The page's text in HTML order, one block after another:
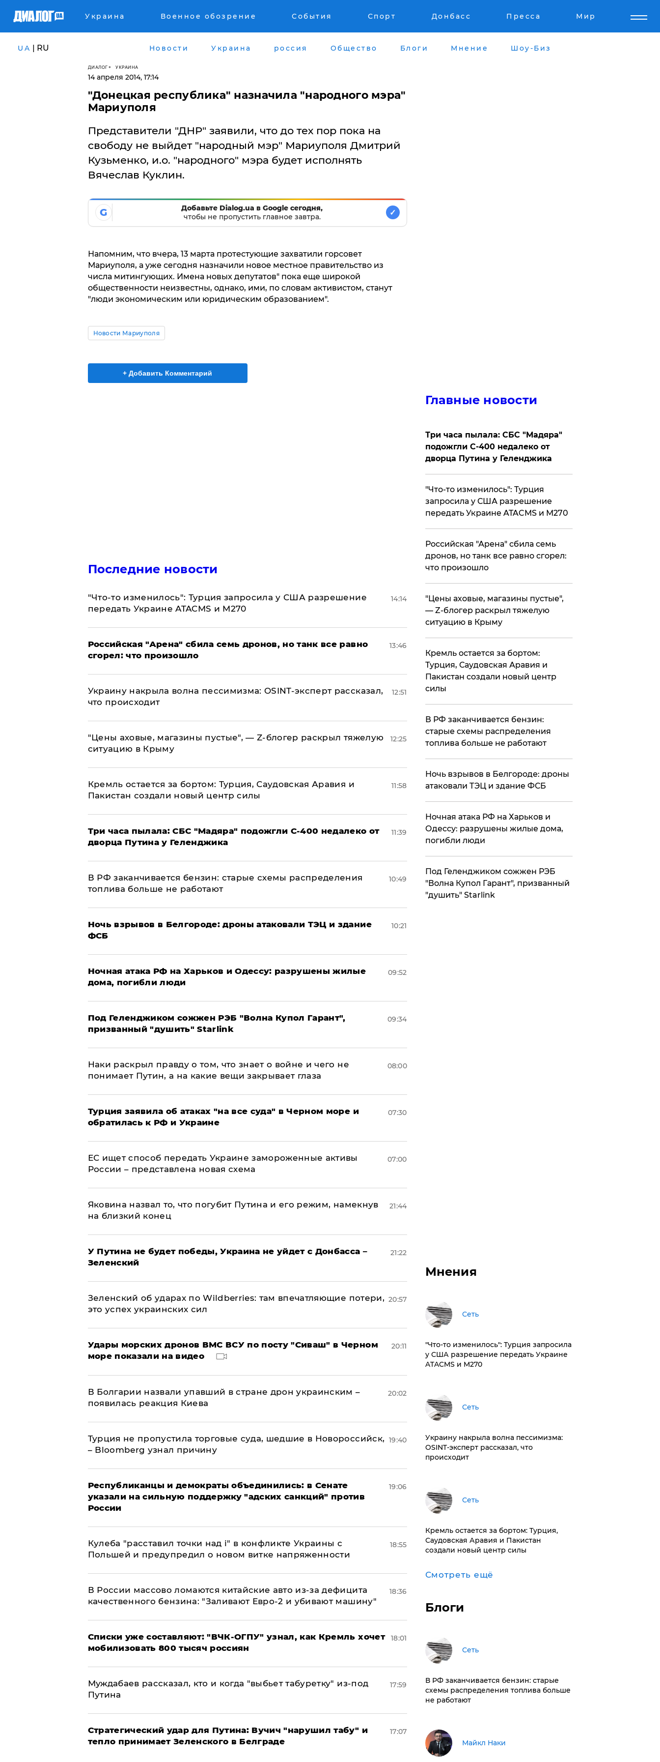
Украина Военное обозрение События Спорт Донбасс Пресса Мир
UA | RU Новости Украина россия Общество Блоги Мнение Шоу-Биз
ДИАЛОГ УКРАИНА
14 апреля 2014, 17:14
"Донецкая республика" назначила "народного мэра"
Мариуполя
Представители "ДНР" заявили, что до тех пор пока на
свободу не выйдет "народный мэр" Мариуполя Дмитрий
Кузьменко, и.о. "народного" мэра будет исполнять
Вячеслав Куклин.
G
Добавьте Dialog.ua в Google сегодня,
чтобы не пропустить главное завтра.
✓
Напомним, что вчера, 13 марта протестующие захватили горсовет
Мариуполя, а уже сегодня назначили новое местное правительство из
числа митингующих. Имена новых депутатов" пока еще широкой
общественности неизвестны, однако, ими, по словам активистом, станут
"люди экономическим или юридическим образованием".
Новости Мариуполя
+ Добавить Комментарий
Последние новости
​"Что-то изменилось": Турция запросила у США разрешение
передать Украине ATACMS и M270
14:14
​Российская "Арена" сбила семь дронов, но танк все равно
сгорел: что произошло
13:46
​Украину накрыла волна пессимизма: OSINT-эксперт рассказал,
что происходит
12:51
​"Цены аховые, магазины пустые", — Z-блогер раскрыл тяжелую
ситуацию в Крыму
12:25
​Кремль остается за бортом: Турция, Саудовская Аравия и
Пакистан создали новый центр силы
11:58
Три часа пылала: СБС "Мадяра" подожгли С-400 недалеко от
дворца Путина у Геленджика
11:39
​В РФ заканчивается бензин: старые схемы распределения
топлива больше не работают
10:49
​Ночь взрывов в Белгороде: дроны атаковали ТЭЦ и здание
ФСБ
10:21
​Ночная атака РФ на Харьков и Одессу: разрушены жилые
дома, погибли люди
09:52
Под Геленджиком сожжен РЭБ "Волна Купол Гарант",
призванный "душить" Starlink
09:34
Наки раскрыл правду о том, что знает о войне и чего не
понимает Путин, а на какие вещи закрывает глаза
08:00
Турция заявила об атаках "на все суда" в Черном море и
обратилась к РФ и Украине
07:30
ЕС ищет способ передать Украине замороженные активы
России – представлена новая схема
07:00
Яковина назвал то, что погубит Путина и его режим, намекнув
на близкий конец
21:44
У Путина не будет победы, Украина не уйдет с Донбасса –
Зеленский
21:22
Зеленский об ударах по Wildberries: там впечатляющие потери,
это успех украинских сил
20:57
Удары морских дронов ВМС ВСУ по посту "Сиваш" в Черном
море показали на видео
20:11
В Болгарии назвали упавший в стране дрон украинским –
появилась реакция Киева
20:02
Турция не пропустила торговые суда, шедшие в Новороссийск,
– Bloomberg узнал причину
19:40
Республиканцы и демократы объединились: в Сенате
указали на сильную поддержку "адских санкций" против
России
19:06
Кулеба "расставил точки над і" в конфликте Украины с
Польшей и предупредил о новом витке напряженности
18:55
В России массово ломаются китайские авто из-за дефицита
качественного бензина: "Заливают Евро-2 и убивают машину"
18:36
Списки уже составляют: "ВЧК-ОГПУ" узнал, как Кремль хочет
мобилизовать 800 тысяч россиян
18:01
Муждабаев рассказал, кто и когда "выбьет табуретку" из-под
Путина
17:59
Стратегический удар для Путина: Вучич "нарушил табу" и
тепло принимает Зеленского в Белграде
17:07
Главные новости
Три часа пылала: СБС "Мадяра"
подожгли С-400 недалеко от
дворца Путина у Геленджика
​"Что-то изменилось": Турция
запросила у США разрешение
передать Украине ATACMS и M270
​Российская "Арена" сбила семь
дронов, но танк все равно сгорел:
что произошло
​"Цены аховые, магазины пустые",
— Z-блогер раскрыл тяжелую
ситуацию в Крыму
​Кремль остается за бортом:
Турция, Саудовская Аравия и
Пакистан создали новый центр
силы
​В РФ заканчивается бензин:
старые схемы распределения
топлива больше не работают
​Ночь взрывов в Белгороде: дроны
атаковали ТЭЦ и здание ФСБ
​Ночная атака РФ на Харьков и
Одессу: разрушены жилые дома,
погибли люди
Под Геленджиком сожжен РЭБ
"Волна Купол Гарант", призванный
"душить" Starlink
Мнения
Сеть
​"Что-то изменилось": Турция запросила
у США разрешение передать Украине
ATACMS и M270
Сеть
​Украину накрыла волна пессимизма:
OSINT-эксперт рассказал, что
происходит
Сеть
​Кремль остается за бортом: Турция,
Саудовская Аравия и Пакистан
создали новый центр силы
Смотреть ещё
Блоги
Сеть
​В РФ заканчивается бензин: старые
схемы распределения топлива больше
не работают
Майкл Наки